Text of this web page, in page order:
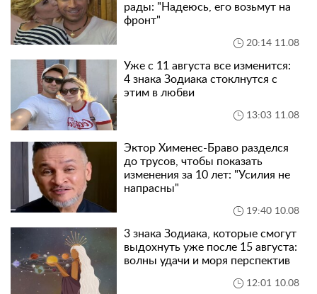
рады: "Надеюсь, его возьмут на
фронт"
20:14 11.08
Уже с 11 августа все изменится:
4 знака Зодиака стоклнутся с
этим в любви
13:03 11.08
Эктор Хименес-Браво разделся
до трусов, чтобы показать
изменения за 10 лет: "Усилия не
напрасны"
19:40 10.08
3 знака Зодиака, которые смогут
выдохнуть уже после 15 августа:
волны удачи и моря перспектив
12:01 10.08